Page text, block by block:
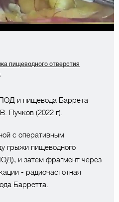
пищеводного отверстия
и пищевода Баррета
Пучков (2022 г).
с оперативным
грыжи пищеводного
и затем фрагмент через
- радиочастотная
Барретта.